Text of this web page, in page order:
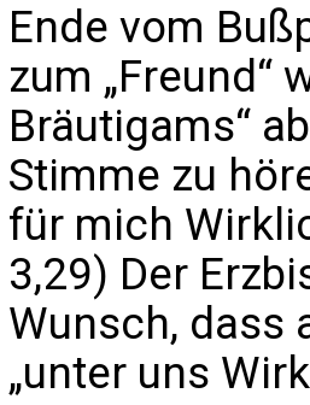
Ende vom
zum „Freund“
Bräutigams“
Stimme zu
für mich
3,29) Der
Wunsch, dass
„unter uns